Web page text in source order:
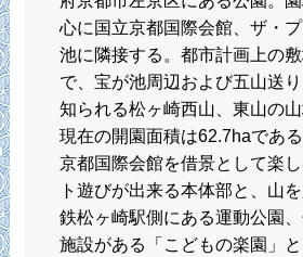
心に国立京都国際会館、ザ・
池に隣接する。都市計画上の
で、宝が池周辺および五山送
知られる松ヶ崎西山、東山の山
現在の開園面積は62.7haであ
京都国際会館を借景として楽
ト遊びが出来る本体部と、山
鉄松ヶ崎駅側にある運動公園
施設がある「こどもの楽園」